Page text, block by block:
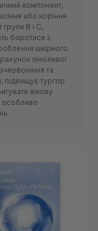
компонент,
або коріння
групи B і С,
боротися з
шкірного
лінолевої
та
підвищує тургор
вікову
особливо